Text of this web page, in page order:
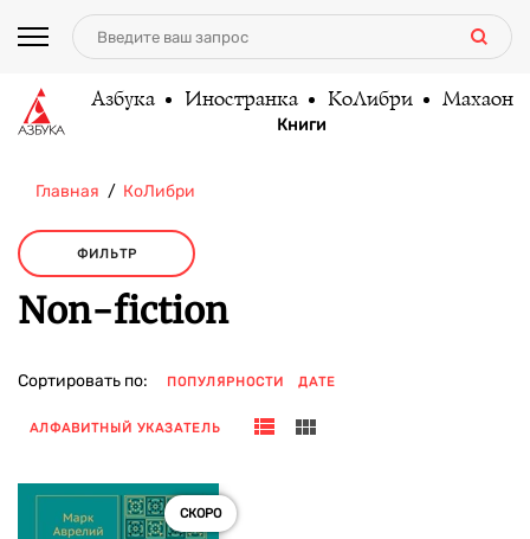
Азбука Иностранка КоЛибри Махаон
Книги
Главная КоЛибри
ФИЛЬТР
Non-fiction
Сортировать по: ПОПУЛЯРНОСТИ ДАТЕ
АЛФАВИТНЫЙ УКАЗАТЕЛЬ
СКОРО